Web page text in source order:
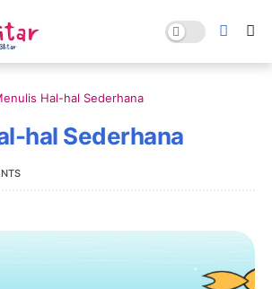
Hal-hal Sederhana
hal Sederhana